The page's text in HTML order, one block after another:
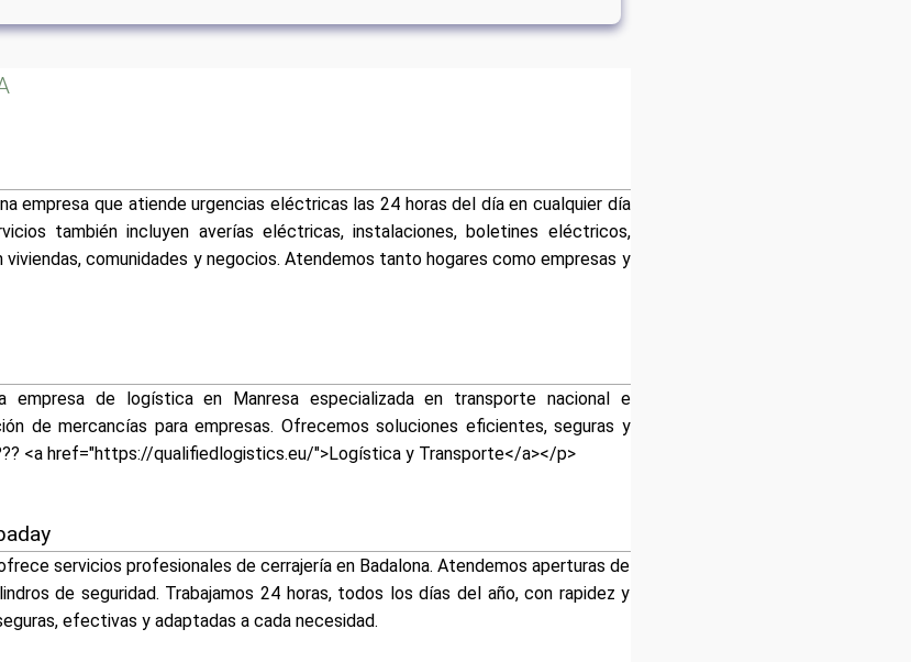
empresa que atiende urgencias eléctricas las 24 horas del día en cualquier día
también incluyen averías eléctricas, instalaciones, boletines eléctricos,
comunidades y negocios. Atendemos tanto hogares como empresas y
empresa de logística en Manresa especializada en transporte nacional e
de mercancías para empresas. Ofrecemos soluciones eficientes, seguras y
<a href="https://qualifiedlogistics.eu/">Logística y Transporte</a></p>
servicios profesionales de cerrajería en Badalona. Atendemos aperturas de
de seguridad. Trabajamos 24 horas, todos los días del año, con rapidez y
efectivas y adaptadas a cada necesidad.